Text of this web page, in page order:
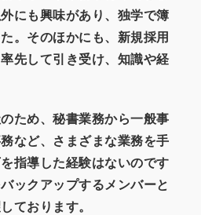
にも興味があり、独学で簿
。そのほかにも、新規採用
先して引き受け、知識や経
ため、秘書業務から一般事
など、さまざまな業務を手
指導した経験はないのです
ックアップするメンバーと
ております。